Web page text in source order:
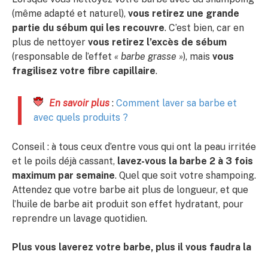
(même adapté et naturel), vous retirez une grande
partie du sébum qui les recouvre. C’est bien, car en
plus de nettoyer vous retirez l’excès de sébum
(responsable de l’effet « barbe grasse »), mais vous
fragilisez votre fibre capillaire.
En savoir plus : Comment laver sa barbe et
avec quels produits ?
Conseil : à tous ceux d’entre vous qui ont la peau irritée
et le poils déjà cassant, lavez-vous la barbe 2 à 3 fois
maximum par semaine. Quel que soit votre shampoing.
Attendez que votre barbe ait plus de longueur, et que
l’huile de barbe ait produit son effet hydratant, pour
reprendre un lavage quotidien.
Plus vous laverez votre barbe, plus il vous faudra la